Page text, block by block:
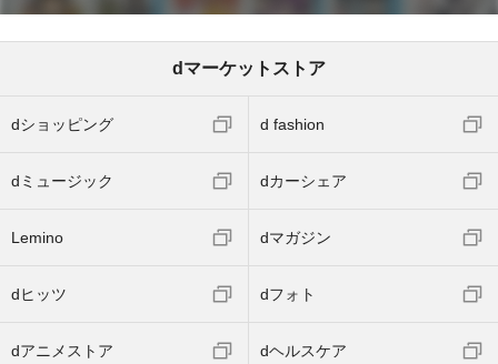
dマーケットストア
dショッピング d fashion
dミュージック dカーシェア
Lemino dマガジン
dヒッツ dフォト
dアニメストア dヘルスケア